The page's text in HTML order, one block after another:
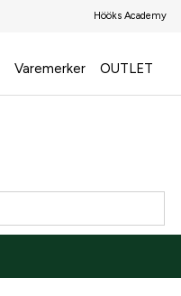
Hööks Academy
Varemerker OUTLET